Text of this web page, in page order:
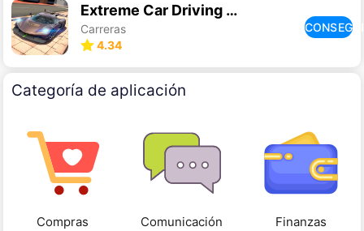
Extreme Car Driving Simulator
Carreras
4.34
Categoría de aplicación
Compras Comunicación Finanzas